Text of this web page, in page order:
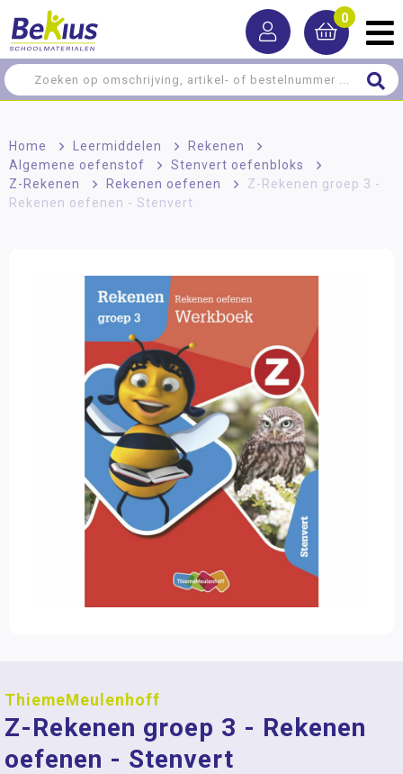
0
Home > Leermiddelen > Rekenen
>
Algemene oefenstof
> Stenvert oefenbloks
>
Z-Rekenen
> Rekenen oefenen >
Z-Rekenen groep 3 -
Rekenen oefenen - Stenvert
ThiemeMeulenhoff
Z-Rekenen groep 3 - Rekenen
oefenen - Stenvert